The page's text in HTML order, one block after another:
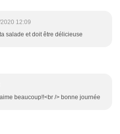
12:09
salade et doit être délicieuse
beaucoup!!<br /> bonne journée